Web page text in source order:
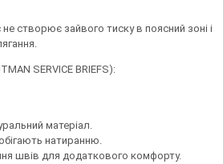
створює зайвого тиску в поясний зоні і
SERVICE BRIEFS):
матеріал.
натиранню.
швів для додаткового комфорту.